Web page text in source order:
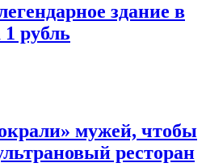
здание в
1 рубль
мужей, чтобы
ресторан